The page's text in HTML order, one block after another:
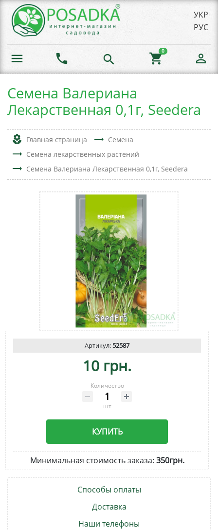
УКР
РУС
menu phone search shopping_cart
0
person_outline
Семена Валериана
Лекарственная 0,1г, Seedera
local_florist Главная страница trending_flat Семена
trending_flat Семена лекарственных растений
trending_flat Семена Валериана Лекарственная 0,1г, Seedera
Артикул:52587
10 грн.
Количество
шт
КУПИТЬ
Минимальная стоимость заказа: 350грн.
Способы оплаты
Доставка
Наши телефоны